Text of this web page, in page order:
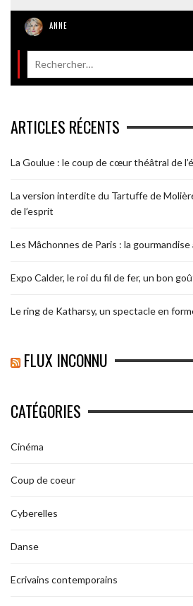
ANNE
ARTICLES RÉCENTS
La Goulue : le coup de cœur théâtral de
La version interdite du Tartuffe de
de l’esprit
Les Mâchonnes de Paris : la gourmandise
Expo Calder, le roi du fil de fer, un bon
Le ring de Katharsy, un spectacle en
FLUX INCONNU
CATÉGORIES
Cinéma
Coup de coeur
Cyberelles
Danse
Ecrivains contemporains